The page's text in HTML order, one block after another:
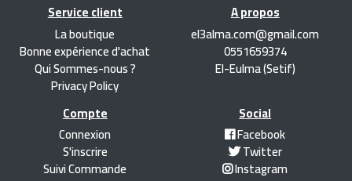
Service client
La boutique
Bonne expérience d'achat
Qui Sommes-nous ?
Privacy Policy
A propos
el3alma.com@gmail.com
0551659374
El-Eulma (Setif)
Compte
Connexion
S'inscrire
Suivi Commande
Social
Facebook
Twitter
Instagram